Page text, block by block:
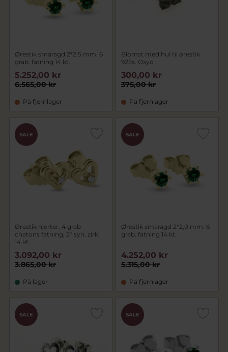
Ørestik smaragd 2*2,5 mm. 6
grab. fatning 14 kt.
6.565,00 kr
5.252,00 kr
På fjernlager
Blomst med hul til ørestik
925s. Oxyd
375,00 kr
300,00 kr
På fjernlager
SALE
Ørestik hjerter, 4 grab
chatons fatning, 2* syn. zirk.
14 kt.
3.865,00 kr
3.092,00 kr
På lager
SALE
Ørestik smaragd 2*2,0 mm. 6
grab. fatning 14 kt.
5.315,00 kr
4.252,00 kr
På fjernlager
SALE SALE